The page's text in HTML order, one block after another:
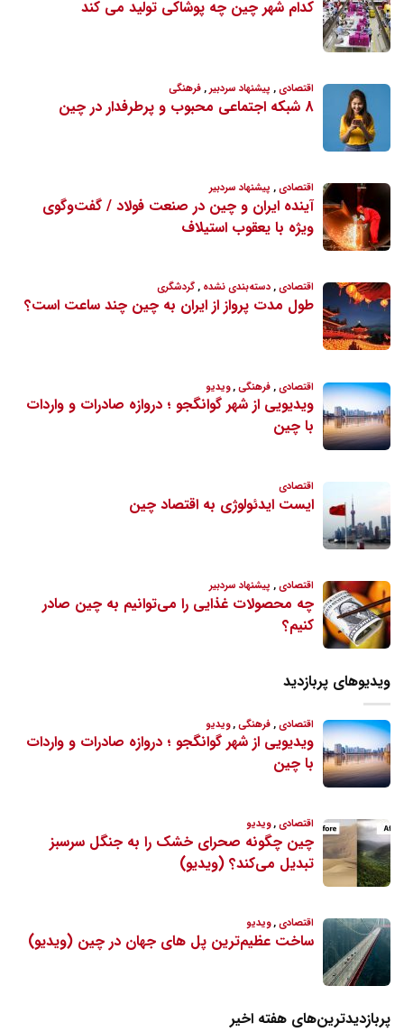
ویدیوهای پربازدید
پربازدیدترین‌های هفته اخیر